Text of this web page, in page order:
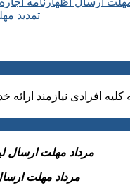
تمدید
افرادی نیازمند
-31 مرداد مهلت
-31 مرداد مهلت